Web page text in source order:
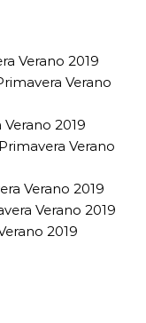
Verano 2019
Verano
2019
Verano
Verano 2019
Verano 2019
2019